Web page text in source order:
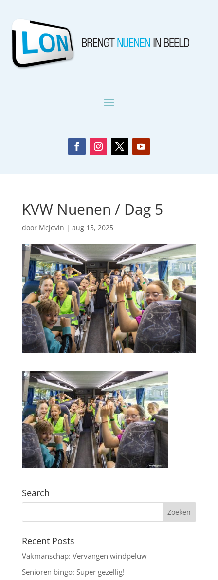
KVW Nuenen / Dag 5
door Mcjovin | aug 15, 2025
Search
Recent Posts
Vakmanschap: Vervangen windpeluw
Senioren bingo: Super gezellig!